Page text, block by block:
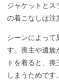
ジャケットとス
の着こなしは注
シーンによって
す。喪主や遺族
トを着ると、
しまうためです。